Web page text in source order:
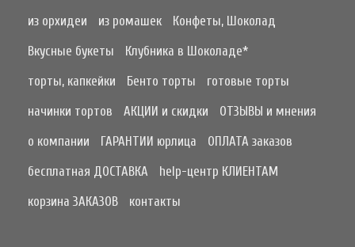
из орхидеи
из ромашек
Конфеты, Шоколад
Вкусные букеты
Клубника в Шоколаде*
торты, капкейки
Бенто торты
готовые торты
начинки тортов
АКЦИИ и скидки
ОТЗЫВЫ и мнения
о компании
ГАРАНТИИ юрлица
ОПЛАТА заказов
бесплатная ДОСТАВКА
help-центр КЛИЕНТАМ
корзина ЗАКАЗОВ
контакты